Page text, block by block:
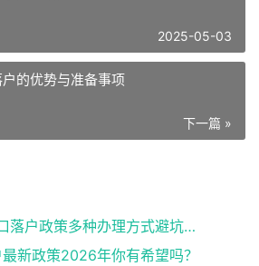
2025-05-03
的优势与准备事项
下一篇 »
整理2026北京户口落户政策多种办理方式避坑指南
新政策2026年你有希望吗？